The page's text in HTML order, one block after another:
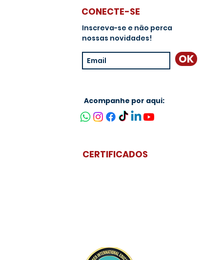
Inscreva-se e não perca
nossas novidades!
OK
CONECTE-SE
Acompanhe por aqui:
CERTIFICADOS